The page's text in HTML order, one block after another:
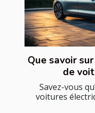
Que savoir
de
Savez-vous
voitures